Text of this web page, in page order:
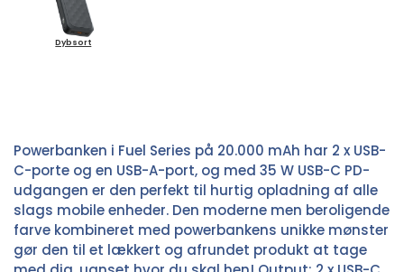
Dybsort
Powerbanken i Fuel Series på 20.000 mAh har 2 x USB-
C-porte og en USB-A-port, og med 35 W USB-C PD-
udgangen er den perfekt til hurtig opladning af alle
slags mobile enheder. Den moderne men beroligende
farve kombineret med powerbankens unikke mønster
gør den til et lækkert og afrundet produkt at tage